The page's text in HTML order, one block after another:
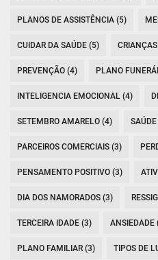
PLANOS DE ASSISTÊNCIA (5)
CUIDAR DA SAÚDE (5)
PREVENÇÃO (4) PLANO
INTELIGENCIA EMOCIONAL (4)
SETEMBRO AMARELO (4)
PARCEIROS COMERCIAIS (3)
PENSAMENTO POSITIVO (3)
DIA DOS NAMORADOS (3)
TERCEIRA IDADE (3) ANSIEDADE
PLANO FAMILIAR (3) TIPOS DE